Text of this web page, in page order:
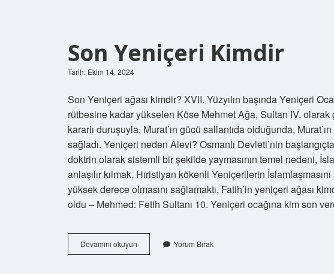
Son Yeniçeri Kimdir
Tarih: Ekim 14, 2024
Son Yeniçeri ağası kimdir? XVII. Yüzyılın başında Yeniçeri
rütbesine kadar yükselen Köse Mehmet Ağa, Sultan IV. olarak
kararlı duruşuyla, Murat’ın gücü sallantıda olduğunda, Murat’ın
sağladı. Yeniçeri neden Alevi? Osmanlı Devleti’nin
doktrin olarak sistemli bir şekilde yaymasının temel nedeni,
anlaşılır kılmak, Hıristiyan kökenli Yeniçerilerin
yüksek derece olmasını sağlamaktı. Fatih’in yeniçeri ağası
oldu – Mehmed: Fetih Sultanı 10. Yeniçeri ocağına kim son
Devamını okuyun
Yeniçeri
Yorum Bırak